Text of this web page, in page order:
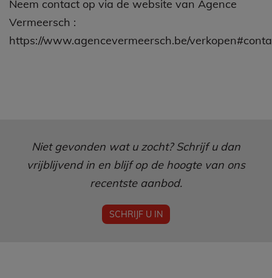
Neem contact op via de website van Agence
Vermeersch :
https://www.agencevermeersch.be/
Niet gevonden wat u zocht? Schrijf u dan
vrijblijvend in en blijf op de hoogte van ons
recentste aanbod.
SCHRIJF U IN